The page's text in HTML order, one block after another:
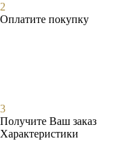
2
Оплатите покупку
3
Получите Ваш заказ
Характеристики